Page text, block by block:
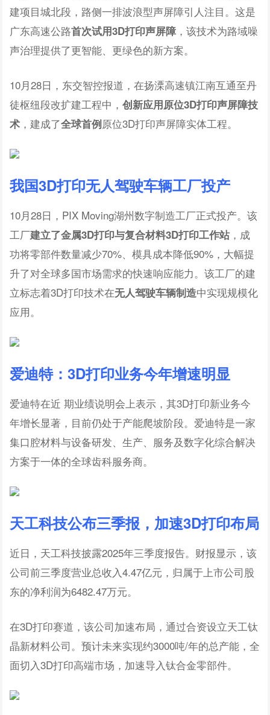
建项目城北段，路侧一排波浪型声屏障引人注目。这是
广东高速公路首次试用3D打印声屏障 ，该技术为路域噪
声治理提供了更智能、更绿色的新方案。
10月28日，东交智控报道，在扬溧高速镇江南互通至丹
徒枢纽段改扩建工程中，创新应用原位3D打印声屏障技
术 ，建成了全球首例原位3D打印声屏障实体工程。
我国3D打印无人驾驶车辆工厂投产
10月28日，PIX Moving湖州数字制造工厂正式投产。该
工厂建立了金属3D打印与复合材料3D打印工作站，成
功将零部件数量减少70%、模具成本降低90%，大幅提
升了对全球多国市场需求的快速响应能力。该工厂的建
立标志着3D打印技术在无人驾驶车辆制造中实现规模化
应用。
爱迪特：3D打印业务今年增速明显
爱迪特在近 期业绩说明会上表示，其3D打印新业务今
年增长显著，目前仍处于产能爬坡阶段。爱迪特是一家
集口腔材料与设备研发、生产、服务及数字化综合解决
方案于一体的全球齿科服务商。
天工科技公布三季报，加速3D打印布局
近日，天工科技披露2025年三季度报告。财报显示，该
公司前三季度营业总收入4.47亿元，归属于上市公司股
东的净利润为6482.47万元。
在3D打印赛道，该公司加速布局，通过合资设立天工钛
晶新材料公司。预计未来实现约3000吨/年的总产能，全
面切入3D打印高端市场，加速导入钛合金零部件。